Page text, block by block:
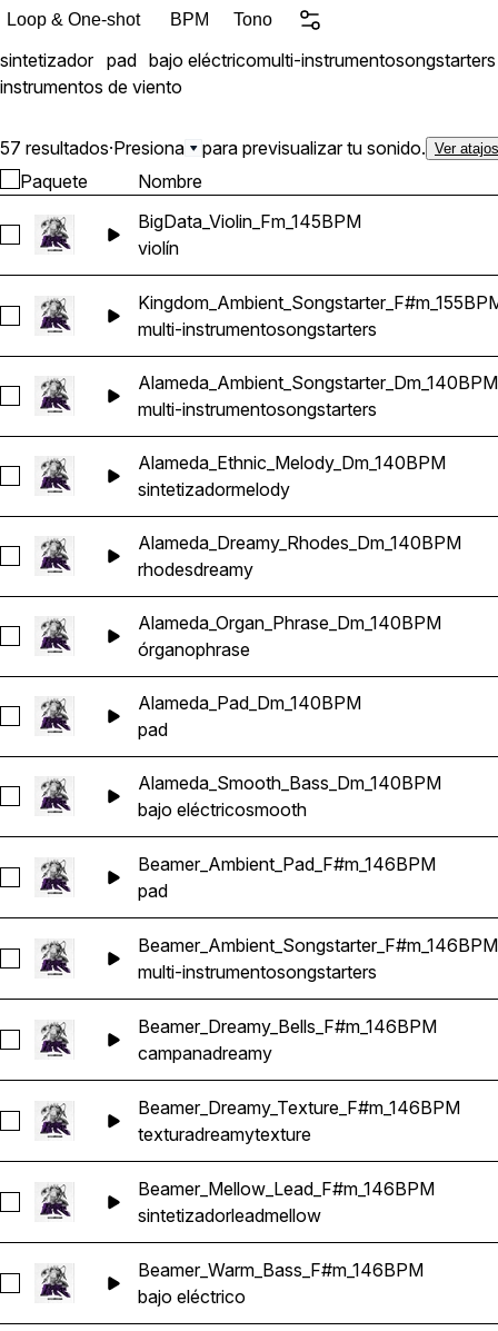
Loop & One-shot BPM Tono
sintetizador pad bajo eléctricomulti-instrumentosongstarters
instrumentos de viento
57 resultados·Presiona para previsualizar tu sonido. Ver
Paquete Nombre
Seleccionar BigData_Violin_Fm_145BPM
BigData_Violin_Fm_145BPM
violín
Seleccionar Kingdom_Ambient_Songstarter_F#m_155BPM
multi-instrumentosongstarters
Seleccionar Alameda_Ambient_Songstarter_Dm_140BPM
Alameda_Ambient_Songstarter_Dm_140BPM
multi-instrumentosongstarters
Seleccionar Alameda_Ethnic_Melody_Dm_140BPM
Alameda_Ethnic_Melody_Dm_140BPM
sintetizadormelody
Seleccionar Alameda_Dreamy_Rhodes_Dm_140BPM
Alameda_Dreamy_Rhodes_Dm_140BPM
rhodesdreamy
Seleccionar Alameda_Organ_Phrase_Dm_140BPM
Alameda_Organ_Phrase_Dm_140BPM
órganophrase
Seleccionar Alameda_Pad_Dm_140BPM
Alameda_Pad_Dm_140BPM
pad
Seleccionar Alameda_Smooth_Bass_Dm_140BPM
Alameda_Smooth_Bass_Dm_140BPM
bajo eléctricosmooth
Seleccionar Beamer_Ambient_Pad_F#m_146BPM
Beamer_Ambient_Pad_F#m_146BPM
pad
Seleccionar Beamer_Ambient_Songstarter_F#m_146BPM
Beamer_Ambient_Songstarter_F#m_146BPM
multi-instrumentosongstarters
Seleccionar Beamer_Dreamy_Bells_F#m_146BPM
Beamer_Dreamy_Bells_F#m_146BPM
campanadreamy
Seleccionar Beamer_Dreamy_Texture_F#m_146BPM
Beamer_Dreamy_Texture_F#m_146BPM
texturadreamytexture
Seleccionar Beamer_Mellow_Lead_F#m_146BPM
Beamer_Mellow_Lead_F#m_146BPM
sintetizadorleadmellow
Seleccionar Beamer_Warm_Bass_F#m_146BPM
Beamer_Warm_Bass_F#m_146BPM
bajo eléctrico